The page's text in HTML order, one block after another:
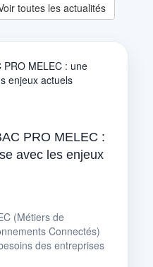
toutes les actualités
PRO MELEC :
avec les enjeux
(Métiers de
Connectés)
des entreprises